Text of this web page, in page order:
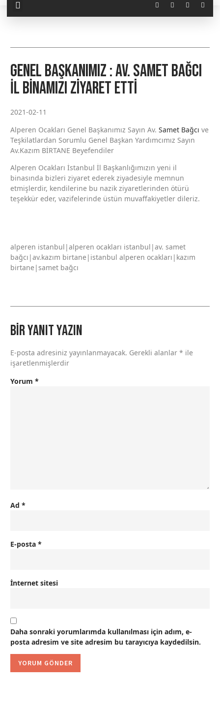
Genel Başkanımız : Av. Samet Bağcı
İl Binamızı Ziyaret Etti
2021-02-11
Alperen Ocakları Genel Başkanımız Sayın Av. Samet Bağcı ve
Teşkilatlardan Sorumlu Genel Başkan Yardımcımız Sayın
Av.Kazım BİRTANE Beyefendiler
Alperen Ocakları İstanbul İl Başkanlığımızın yeni il
binasında bizleri ziyaret ederek ziyadesiyle memnun
etmişlerdir, kendilerine bu nazik ziyaretlerinden ötürü
teşekkür eder, vazifelerinde üstün muvaffakiyetler dileriz.
alperen istanbul|alperen ocakları istanbul|av. samet
bağcı|av.kazım birtane|istanbul alperen ocakları|kazım
birtane|samet bağcı
Bir yanıt yazın
E-posta adresiniz yayınlanmayacak. Gerekli alanlar * ile
işaretlenmişlerdir
Yorum *
Ad *
E-posta *
İnternet sitesi
Daha sonraki yorumlarımda kullanılması için adım, e-
posta adresim ve site adresim bu tarayıcıya kaydedilsin.